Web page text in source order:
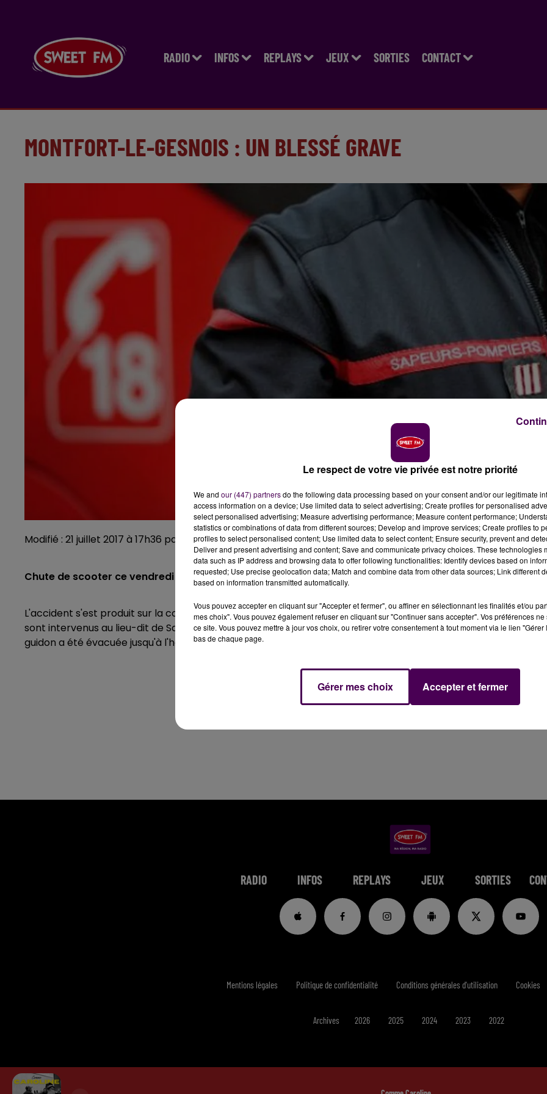
RADIO INFOS REPLAYS JEUX SORTIES CONTACT
MONTFORT-LE-GESNOIS : UN BLESSÉ GRAVE
Modifié : 21 juillet 2017 à 17h36 par Emilien Borderie
Chute de scooter ce vendredi 21 juillet à Montfort-le-Gesnois : l'accident a fait un blessé grave.
L'accident s'est produit sur la commune de Montfort-le-Gesnois ce vendredi 21 juillet : vers 0h05, les
sont intervenus au lieu-dit de Saussaye suite à une chute de scooter. Gravement blessé, l'homme qui était au
guidon a été évacuée jusqu'à l'hôpital d'Angers. La victime, domiciliée à Sillé-le-Philippe, est âgée de 37 ans.
RADIO INFOS REPLAYS JEUX SORTIES
Mentions légales Politique de confidentialité Conditions générales d'utilisation Cookies
Archives 2026 2025 2024 2023 2022
Le respect de votre vie privée est notre priorité
We and our (447) partnersdo the following data processing based on your consent and/or our legitimate
access information on a device; Use limited data to select advertising; Create profiles for personalised
select personalised advertising; Measure advertising performance; Measure content performance;
statistics or combinations of data from different sources; Develop and improve services; Create profiles to
profiles to select personalised content; Use limited data to select content; Ensure security, prevent and
Deliver and present advertising and content; Save and communicate privacy choices. These technologies
data such as IP address and browsing data to offer following functionalities: Identify devices based on
requested; Use precise geolocation data; Match and combine data from other data sources; Link different
based on information transmitted automatically.
Vous pouvez accepter en cliquant sur "Accepter et fermer", ou affiner en sélectionnant les finalités et/ou
mes choix". Vous pouvez également refuser en cliquant sur "Continuer sans accepter". Vos préférences
ce site. Vous pouvez mettre à jour vos choix, ou retirer votre consentement à tout moment via le lien
bas de chaque page.
Gérer mes choix Accepter et fermer